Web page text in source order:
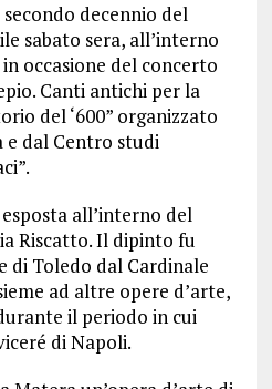
decennio del
sabato sera, all’interno
occasione del concerto
Canti antichi per la
del ‘600” organizzato
e dal Centro studi
all’interno del
Riscatto. Il dipinto fu
di Toledo dal Cardinale
ad altre opere d’arte,
il periodo in cui
di Napoli.